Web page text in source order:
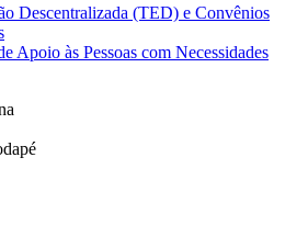
Descentralizada (TED) e Convênios
Apoio às Pessoas com Necessidades